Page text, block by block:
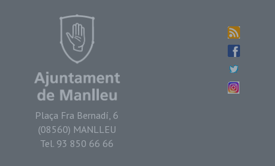
Plaça Fra Bernadí, 6
(08560) MANLLEU
Tel. 93 850 66 66